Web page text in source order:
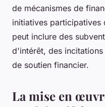
de mécanismes de
initiatives participatives
peut inclure des
d'intérêt, des
de soutien financier.
La mise en